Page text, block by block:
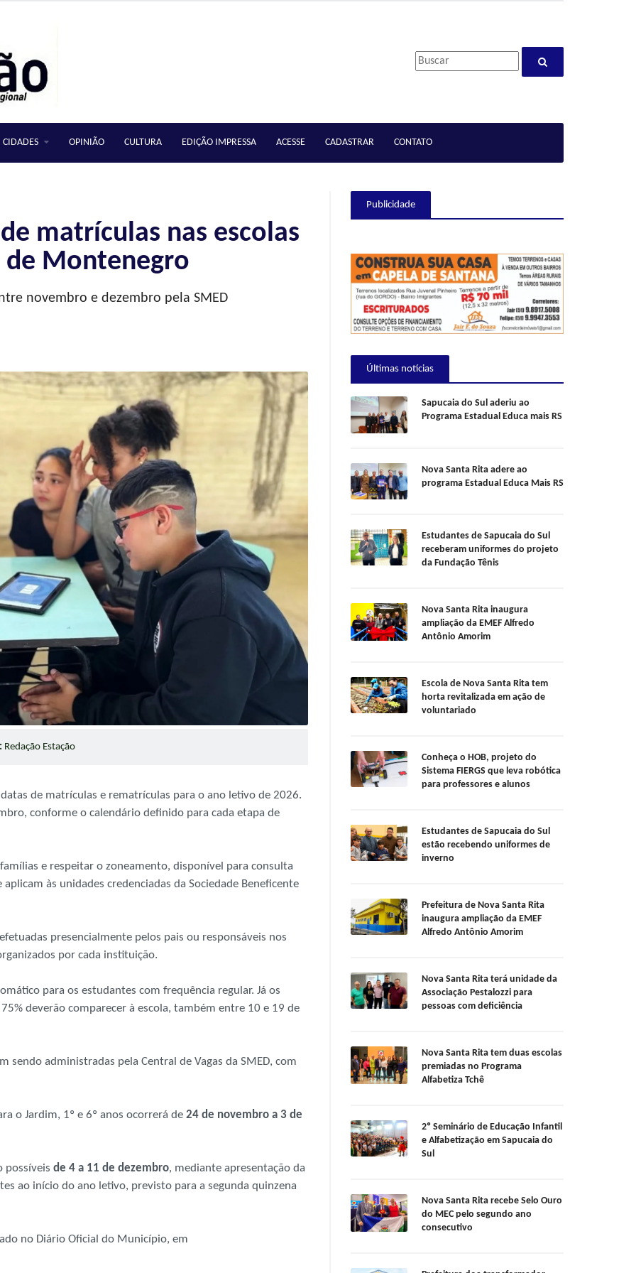
CIDADES OPINIÃO CULTURA EDIÇÃO IMPRESSA ACESSE CADASTRAR CONTATO
matrículas nas escolas
Montenegro
novembro e dezembro pela SMED
Redação Estação
de matrículas e rematrículas para o ano letivo de 2026.
conforme o calendário definido para cada etapa de
e respeitar o zoneamento, disponível para consulta
às unidades credenciadas da Sociedade Beneficente
presencialmente pelos pais ou responsáveis nos
por cada instituição.
para os estudantes com frequência regular. Já os
deverão comparecer à escola, também entre 10 e 19 de
sendo administradas pela Central de Vagas da SMED, com
o Jardim, 1º e 6º anos ocorrerá de 24 de novembro a 3 de
possíveis de 4 a 11 de dezembro, mediante apresentação da
ao início do ano letivo, previsto para a segunda quinzena
no Diário Oficial do Município, em
Publicidade
Últimas notícias
Sapucaia do Sul aderiu ao
Programa Estadual Educa mais RS
Nova Santa Rita adere ao
programa Estadual Educa Mais RS
Estudantes de Sapucaia do Sul
receberam uniformes do projeto
da Fundação Tênis
Nova Santa Rita inaugura
ampliação da EMEF Alfredo
Antônio Amorim
Escola de Nova Santa Rita tem
horta revitalizada em ação de
voluntariado
Conheça o HOB, projeto do
Sistema FIERGS que leva robótica
para professores e alunos
Estudantes de Sapucaia do Sul
estão recebendo uniformes de
inverno
Prefeitura de Nova Santa Rita
inaugura ampliação da EMEF
Alfredo Antônio Amorim
Nova Santa Rita terá unidade da
Associação Pestalozzi para
pessoas com deficiência
Nova Santa Rita tem duas escolas
premiadas no Programa
Alfabetiza Tchê
2º Seminário de Educação Infantil
e Alfabetização em Sapucaia do
Sul
Nova Santa Rita recebe Selo Ouro
do MEC pelo segundo ano
consecutivo